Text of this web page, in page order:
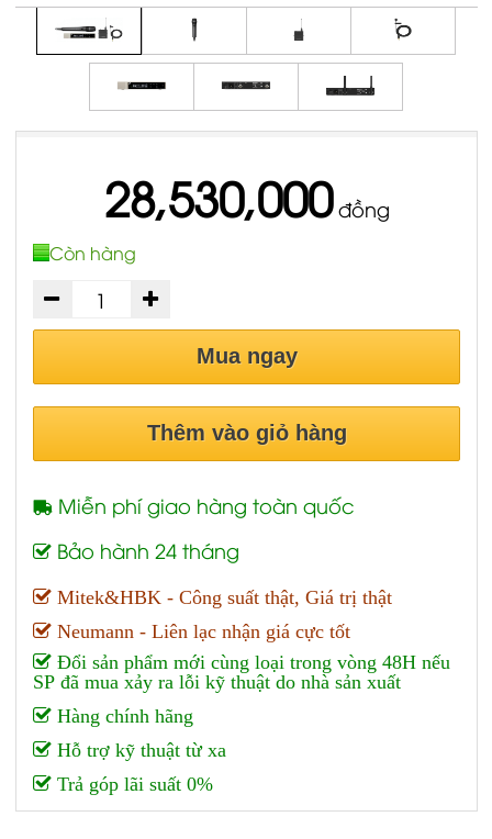
28,530,000đồng
Còn hàng
Mua ngay
Thêm vào giỏ hàng
Miễn phí giao hàng toàn quốc
Bảo hành 24 tháng
Mitek&HBK - Công suất thật, Giá trị thật
Neumann - Liên lạc nhận giá cực tốt
Đổi sản phẩm mới cùng loại trong vòng 48H nếu
SP đã mua xảy ra lỗi kỹ thuật do nhà sản xuất
Hàng chính hãng
Hỗ trợ kỹ thuật từ xa
Trả góp lãi suất 0%